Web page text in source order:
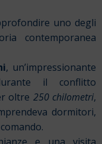
uno degli
contemporanea
, un’impressionante
il conflitto
oltre 250 chilometri,
dormitori,